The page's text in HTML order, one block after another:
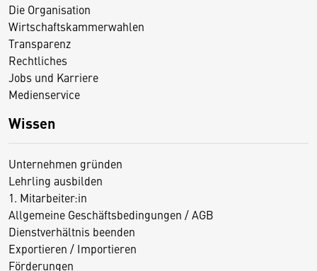
Die Organisation
Wirtschaftskammerwahlen
Transparenz
Rechtliches
Jobs und Karriere
Medienservice
Wissen
Unternehmen gründen
Lehrling ausbilden
1. Mitarbeiter:in
Allgemeine Geschäftsbedingungen / AGB
Dienstverhältnis beenden
Exportieren / Importieren
Förderungen